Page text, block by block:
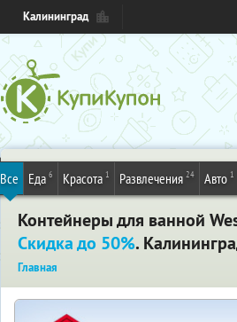
Калининград
Все Еда 6 Красота 1 Развлечения 24 Авто 1
Контейнеры для ванной
Скидка до 50%.
Главная